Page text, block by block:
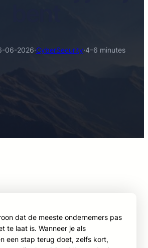
06-2026·CyberSecurity·4–6 minutes
dat de meeste ondernemers pas
te laat is. Wanneer je als
een stap terug doet, zelfs kort,